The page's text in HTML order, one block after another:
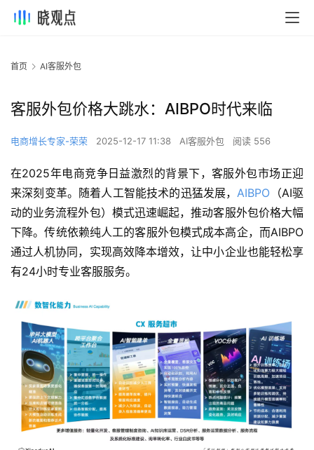
首页 AI客服外包
客服外包价格大跳水：AIBPO时代来临
电商增长专家-荣荣 2025-12-17 11:38 AI客服外包 阅读 556
在2025年电商竞争日益激烈的背景下，客服外包市场正迎
来深刻变革。随着人工智能技术的迅猛发展，AIBPO （AI驱
动的业务流程外包）模式迅速崛起，推动客服外包价格大幅
下降。传统依赖纯人工的客服外包模式成本高企，而AIBPO
通过人机协同，实现高效降本增效，让中小企业也能轻松享
有24小时专业客服服务。